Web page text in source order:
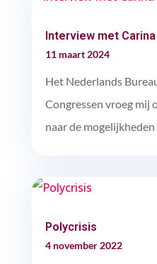
Interview met Carina
11 maart 2024
Het Nederlands
Congressen vroeg mij
naar de mogelijkheden
Polycrisis
4 november 2022